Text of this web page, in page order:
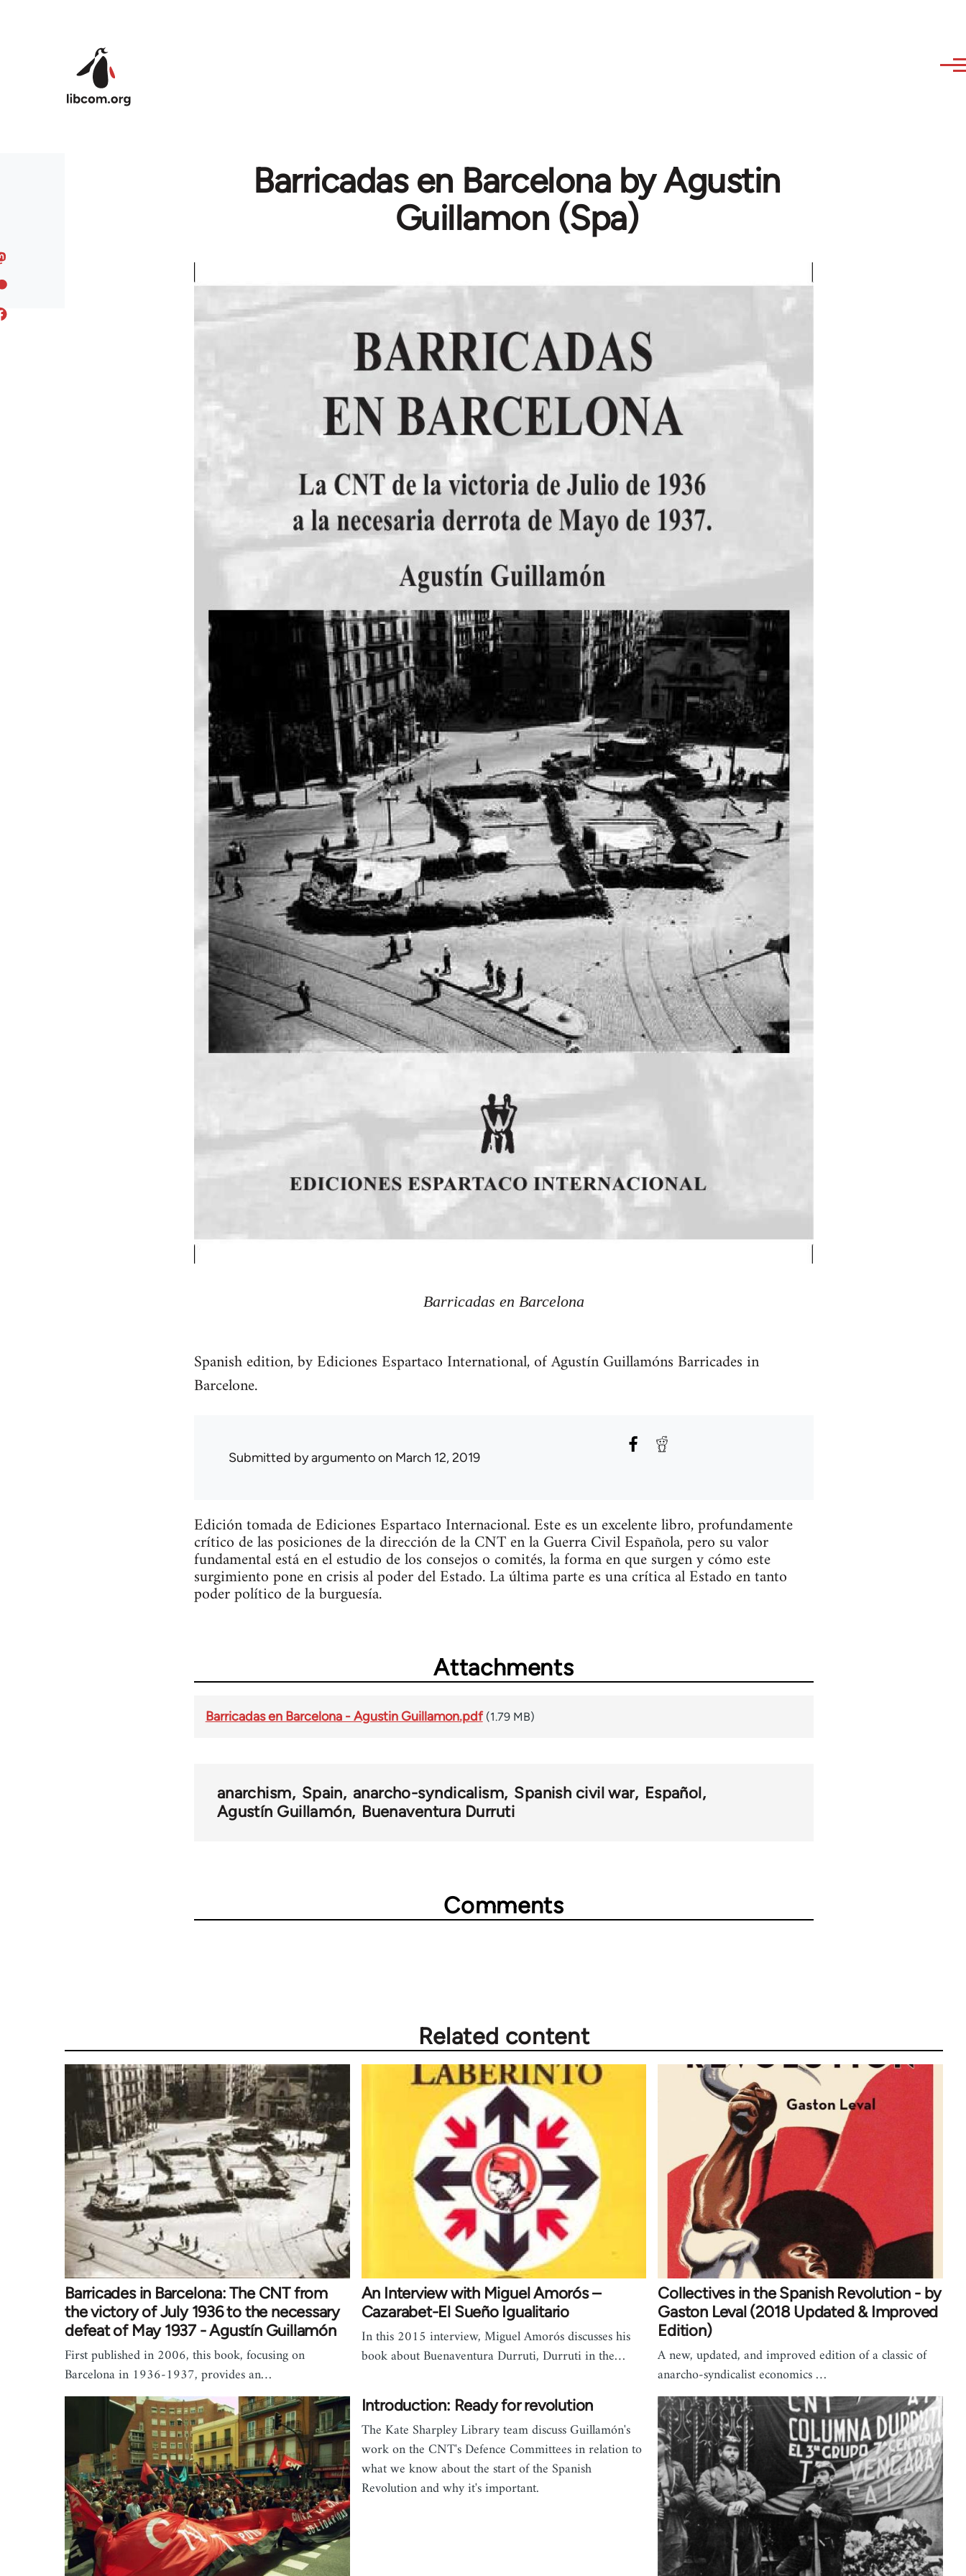
Barricadas en Barcelona by Agustin
Guillamon (Spa)
Barricadas en Barcelona
Spanish edition, by Ediciones Espartaco International, of Agustín Guillamóns Barricades in
Barcelone.
Submitted byargumentoon March 12, 2019
Edición tomada de Ediciones Espartaco Internacional. Este es un excelente libro, profundamente
crítico de las posiciones de la dirección de la CNT en la Guerra Civil Española, pero su valor
fundamental está en el estudio de los consejos o comités, la forma en que surgen y cómo este
surgimiento pone en crisis al poder del Estado. La última parte es una crítica al Estado en tanto
poder político de la burguesía.
Attachments
Barricadas en Barcelona - Agustin Guillamon.pdf (1.79 MB)
anarchism Spain anarcho-syndicalism Spanish civil war
Español
Agustín Guillamón Buenaventura Durruti
Comments
Related content
Barricades in Barcelona: The CNT from
the victory of July 1936 to the necessary
defeat of May 1937 - Agustín Guillamón
First published in 2006, this book, focusing on
Barcelona in 1936-1937, provides an…
An Interview with Miguel Amorós –
Cazarabet-El Sueño Igualitario
In this 2015 interview, Miguel Amorós discusses his
book about Buenaventura Durruti, Durruti in the…
Collectives in the Spanish Revolution - by
Gaston Leval (2018 Updated & Improved
Edition)
A new, updated, and improved edition of a classic of
anarcho-syndicalist economics …
Introduction: Ready for revolution
The Kate Sharpley Library team discuss Guillamón's
work on the CNT's Defence Committees in relation to
what we know about the start of the Spanish
Revolution and why it's important.